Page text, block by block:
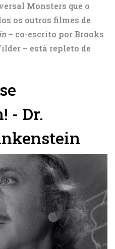
Monsters que o
os outros filmes de
– co-escrito por Brooks
– está repleto de
- Dr.